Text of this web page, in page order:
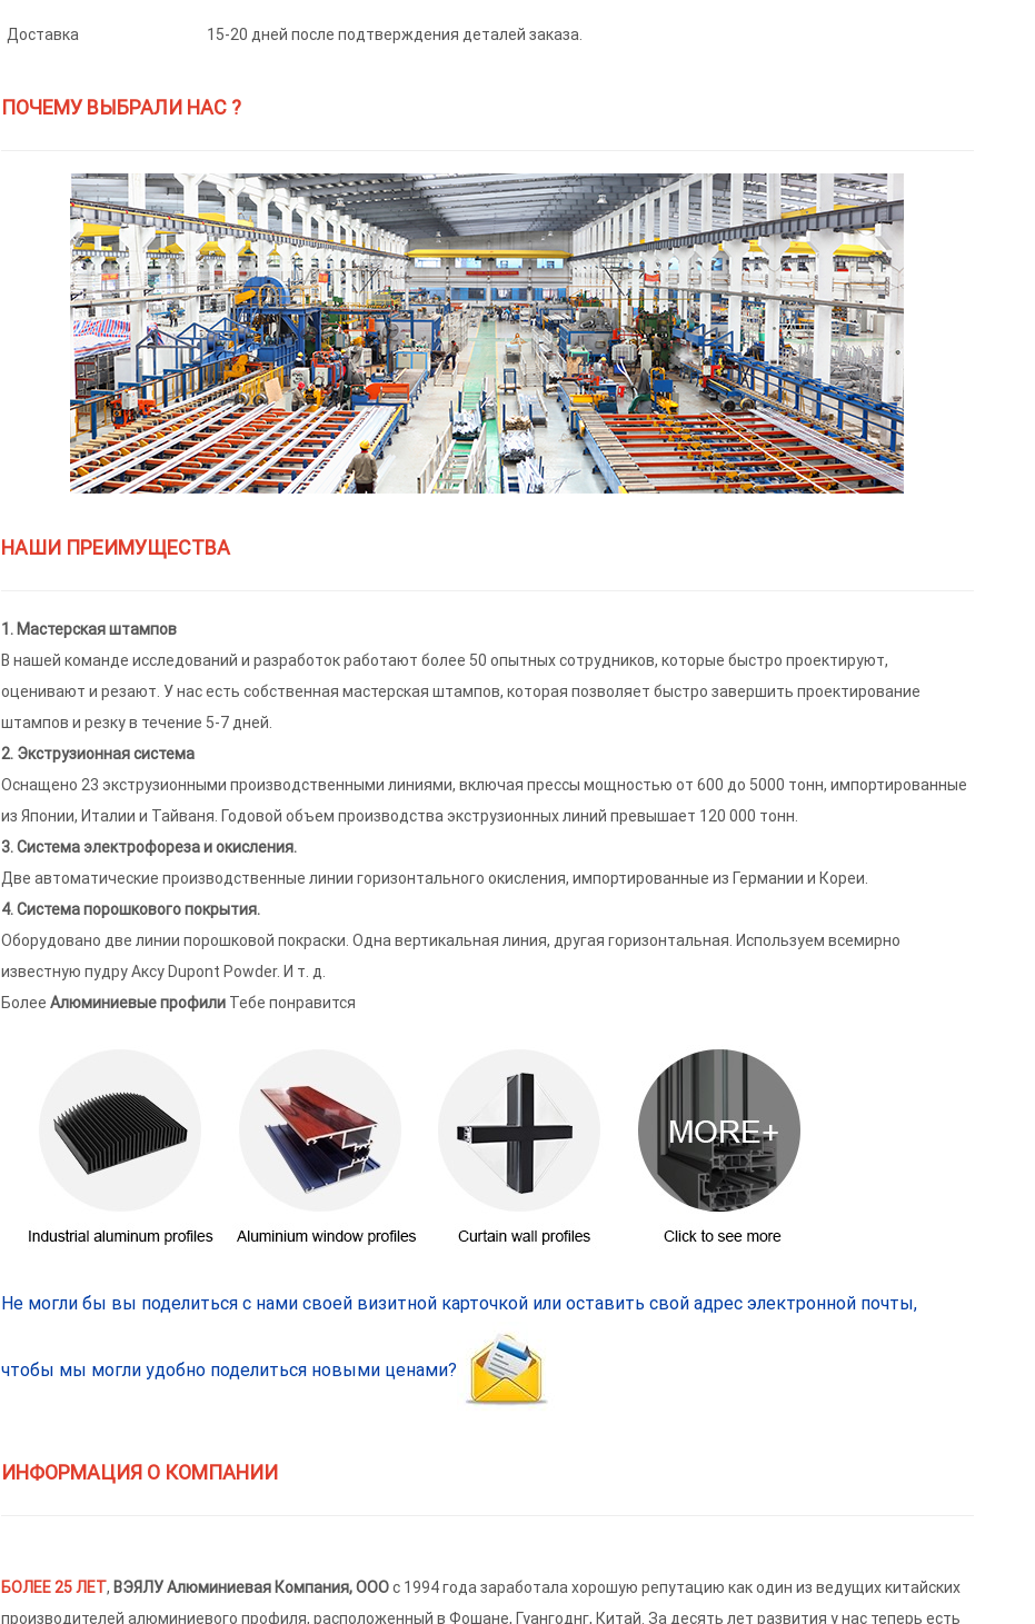
Доставка 15-20 дней после подтверждения деталей заказа.
ПОЧЕМУ ВЫБРАЛИ НАС ?
НАШИ ПРЕИМУЩЕСТВА
1. Мастерская штампов
В нашей команде исследований и разработок работают более 50 опытных сотрудников, которые быстро проектируют,
оценивают и резают. У нас есть собственная мастерская штампов, которая позволяет быстро завершить проектирование
штампов и резку в течение 5-7 дней.
2. Экструзионная система
Оснащено 23 экструзионными производственными линиями, включая прессы мощностью от 600 до 5000 тонн, импортированные
из Японии, Италии и Тайваня. Годовой объем производства экструзионных линий превышает 120 000 тонн.
3. Система электрофореза и окисления.
Две автоматические производственные линии горизонтального окисления, импортированные из Германии и Кореи.
4. Система порошкового покрытия.
Оборудовано две линии порошковой покраски. Одна вертикальная линия, другая горизонтальная. Используем всемирно
известную пудру Аксу Dupont Powder. И т. д.
Более Алюминиевые профилиТебе понравится
Не могли бы вы поделиться с нами своей визитной карточкой или оставить свой адрес электронной почты,
чтобы мы могли удобно поделиться новыми ценами?
ИНФОРМАЦИЯ О КОМПАНИИ
БОЛЕЕ 25 ЛЕТ, ВЭЯЛУ Алюминиевая Компания, ОООс 1994 года заработала хорошую репутацию как один из ведущих китайских
производителей алюминиевого профиля, расположенный в Фошане, Гуангоднг, Китай. За десять лет развития у нас теперь есть